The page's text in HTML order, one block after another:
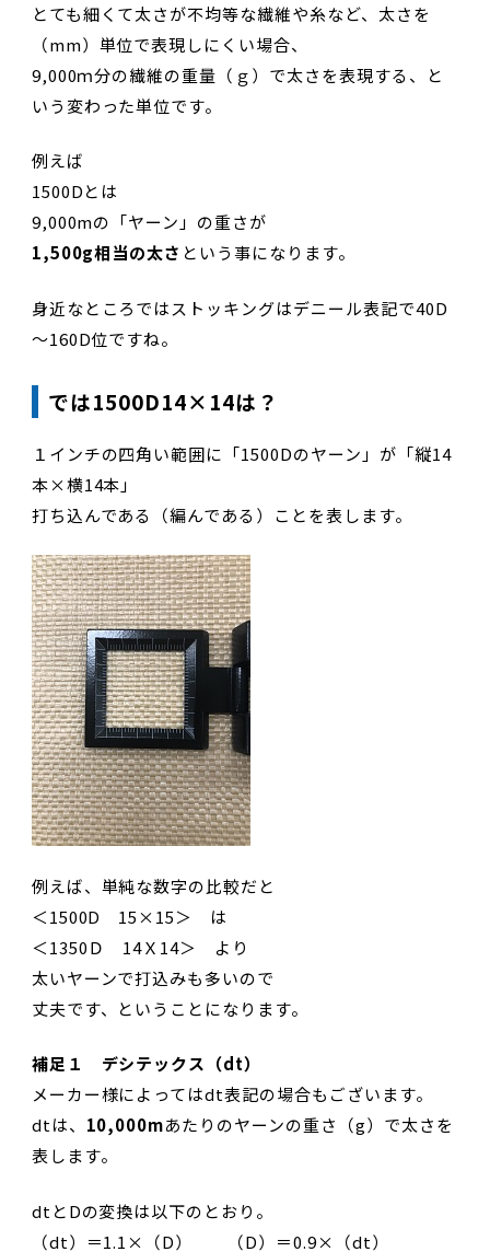
とても細くて太さが不均等な繊維や糸など、太さを
（mm）単位で表現しにくい場合、
9,000ｍ分の繊維の重量（ｇ）で太さを表現する、と
いう変わった単位です。
例えば
1500Dとは
9,000mの「ヤーン」の重さが
1,500g相当の太さ という事になります。
身近なところではストッキングはデニール表記で40D
～160D位ですね。
では1500D14×14は？
１インチの四角い範囲に「1500Dのヤーン」が「縦14
本×横14本」
打ち込んである（編んである）ことを表します。
例えば、単純な数字の比較だと
＜1500D 15×15＞ は
＜1350Ｄ 14Ｘ14＞ より
太いヤーンで打込みも多いので
丈夫です、ということになります。
補足１ デシテックス（dt）
メーカー様によってはdt表記の場合もございます。
dtは、 10,000mあたりのヤーンの重さ（g）で太さを
表します。
dtとDの変換は以下のとおり。
（dt）＝1.1×（D） （D）＝0.9×（dt）